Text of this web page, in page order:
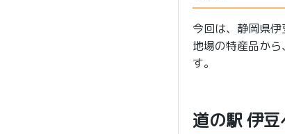
今回は、静岡県伊
地場の特産品か
す。
道の駅 伊